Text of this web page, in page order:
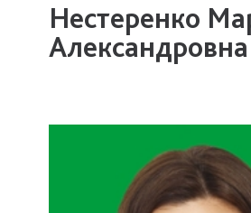
Нестеренко
Александровна